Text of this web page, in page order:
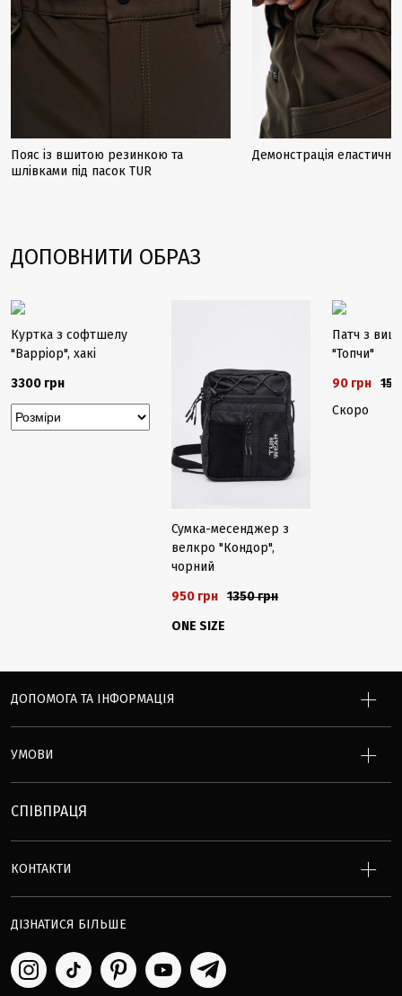
Пояс із вшитою резинкою та
шлівками під пасок TUR
Демонстрація
ДОПОВНИТИ ОБРАЗ
Куртка з софтшелу
"Варріор", хакі
3300 грн
Сумка-месенджер з
велкро "Кондор",
чорний
950 грн 1350 грн
ONE SIZE
Патч з
"Топчи"
90 грн
Скоро
ДОПОМОГА ТА ІНФОРМАЦІЯ
УМОВИ
СПІВПРАЦЯ
КОНТАКТИ
ДІЗНАТИСЯ БІЛЬШЕ